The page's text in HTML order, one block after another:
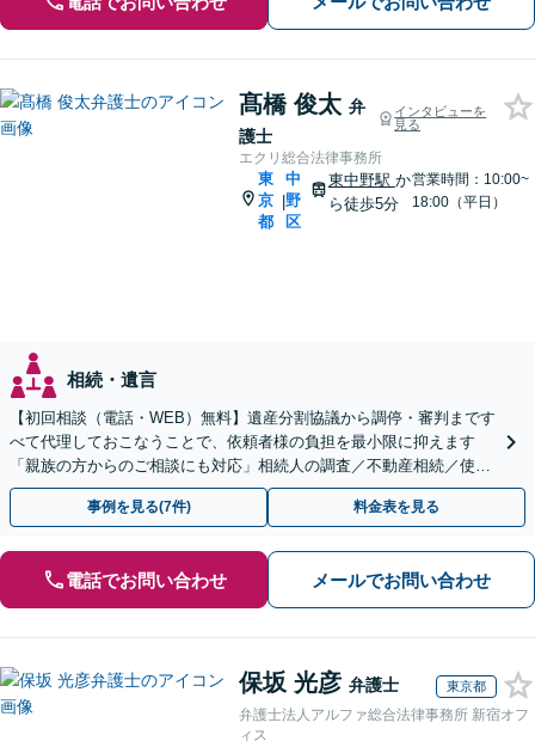
髙橋 俊太 弁
護士
インタビューを
見る
エクリ総合法律事務所
東
京
都
|
中
野
区
東中野駅 か
ら徒歩5分
営業時間：10:00~
18:00（平日）
相続・遺言
【初回相談（電話・WEB）無料】遺産分割協議から調停・審判まです
べて代理しておこなうことで、依頼者様の負担を最小限に抑えます
「親族の方からのご相談にも対応」相続人の調査／不動産相続／使い
込み【東京都在住以外の方も対応】
事例を見る(7件) 料金表を見る
電話でお問い合わせ メールでお問い合わせ
保坂 光彦 弁護士 東京都
弁護士法人アルファ総合法律事務所 新宿オフ
ィス